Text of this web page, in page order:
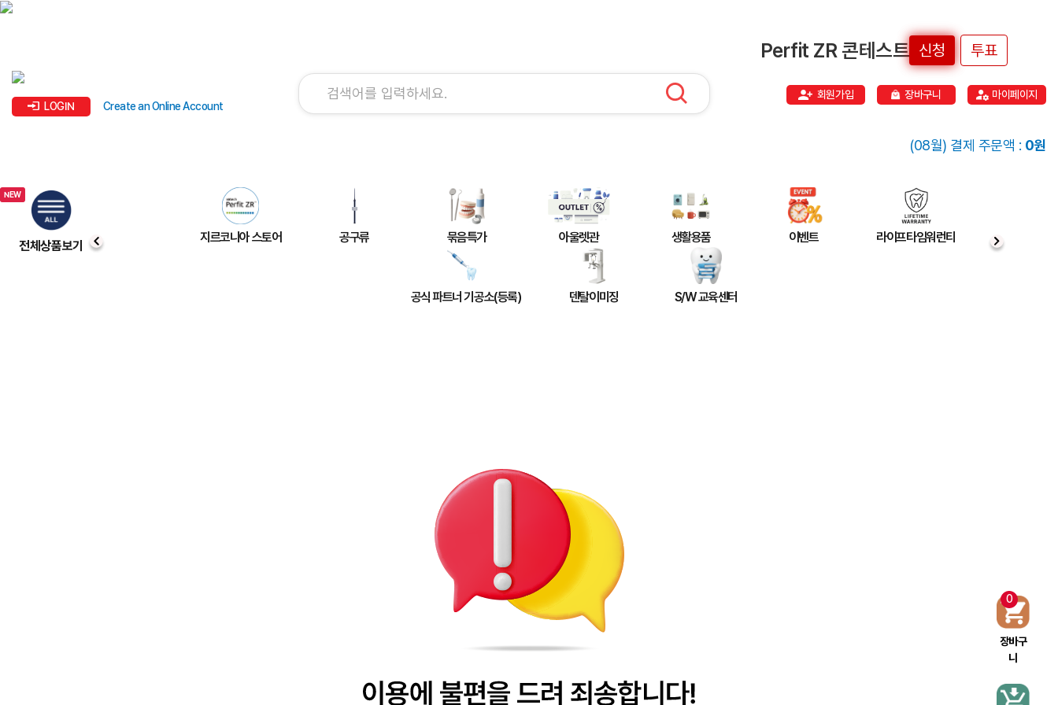
LOGIN Create an Online Account
Perfit ZR 콘테스트 신청 투표
회원가입 장바구니 마이페이지
(08월) 결제 주문액 : 0원
전체상품보기
지르코니아 스토어 공구류 묶음특가 아울렛관 생활용품 이벤트 라이프타임워런티
공식 파트너 기공소(등록) 덴탈이미징 S/W 교육센터
0
장바구
니